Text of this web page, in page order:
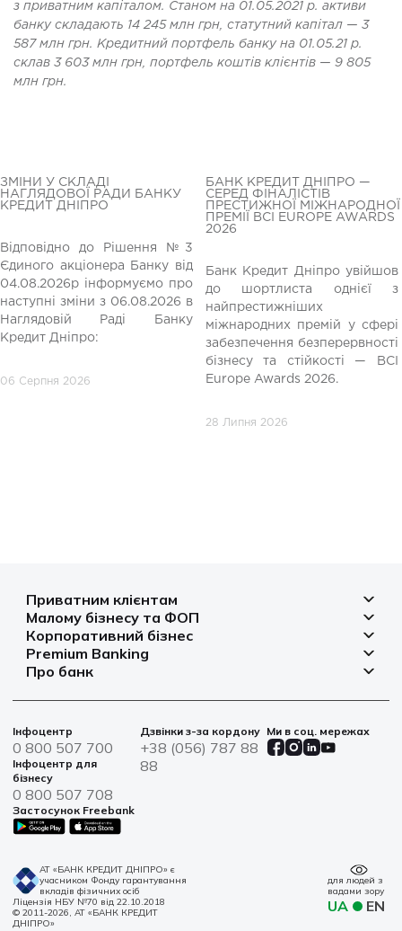
з приватним капіталом. Станом на 01.05.2021 р. активи
банку складають 14 245 млн грн, статутний капітал — 3
587 млн грн. Кредитний портфель банку на 01.05.21 р.
склав 3 603 млн грн, портфель коштів клієнтів — 9 805
млн грн.
ЗМІНИ У СКЛАДІ
НАГЛЯДОВОЇ РАДИ БАНКУ
КРЕДИТ ДНІПРО
Відповідно до Рішення №3
Єдиного акціонера Банку від
04.08.2026р інформуємо про
наступні зміни з 06.08.2026 в
Наглядовій Раді Банку
Кредит Дніпро:
06 Серпня 2026
БАНК КРЕДИТ ДНІПРО —
СЕРЕД ФІНАЛІСТІВ
ПРЕСТИЖНОЇ МІЖНАРОДНОЇ
ПРЕМІЇ BCI EUROPE AWARDS
2026
Банк Кредит Дніпро увійшов
до шортлиста однієї з
найпрестижніших
міжнародних премій у сфері
забезпечення безперервності
бізнесу та стійкості — BCI
Europe Awards 2026.
28 Липня 2026
Приватним клієнтам
Депозити
Кредити
Платіжні картки
Платежі
Іпотека
Страхування
Малому бізнесу та ФОП
Рахунок для бізнесу
Фінансування
Овердрафт
Корпоративний бізнес
Рахунки і платежі
Депозити
Агробізнес
Цінні папери
Premium Banking
Депозити
Платіжні картки
Банківські сейфи
Військові облігації
Центри обслуговування
Про банк
Новини
Фінансова звітність
Сталий розвиток
Інформація для акціонерів та стейкхолдерів
Інфоцентр
0 800 507 700
Інфоцентр для
бізнесу
0 800 507 708
Дзвінки з-за кордону
+38 (056) 787 88
88
Ми в соц. мережах
Застосунок Freebank
АТ «БАНК КРЕДИТ ДНІПРО» є
учасником Фонду гарантування
вкладів фізичних осіб
Ліцензія НБУ №70 від 22.10.2018
© 2011-2026, АТ «БАНК КРЕДИТ
ДНІПРО»
для людей з
вадами зору
UA EN